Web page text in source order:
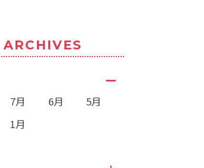
ARCHIVES
7月 6月
5月
1月